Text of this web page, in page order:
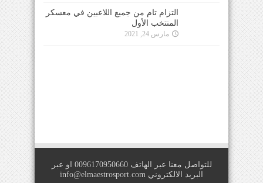
التزام تام من جميع اللاعبين في معسكر
المنتخب الأول
مارس 24, 2021
للتواصل معنا عبر الهاتف 0096170950660 او عبر
البريد الالكتروني info@elmaestrosport.com